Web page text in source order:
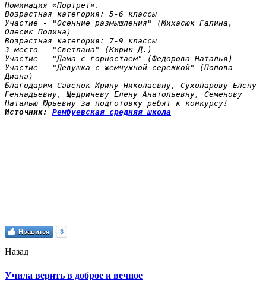
Номинация «Портрет».
Возрастная категория: 5-6 классы
Участие - "Осенние размышления" (Михасюк Галина,
Олесик Полина)
Возрастная категория: 7-9 классы
3 место - "Светлана" (Кирик Д.)
Участие - "Дама с горностаем" (Фёдорова Наталья)
Участие - "Девушка с жемчужной серёжкой" (Попова
Диана)
Благодарим Савенок Ирину Николаевну, Сухопарову Елену
Геннадьевну, Щедричеву Елену Анатольевну, Семенову
Наталью Юрьевну за подготовку ребят к конкурсу!
Источник: Рембуевская средняя школа
Нравится 3
Назад
Учила верить в доброе и вечное